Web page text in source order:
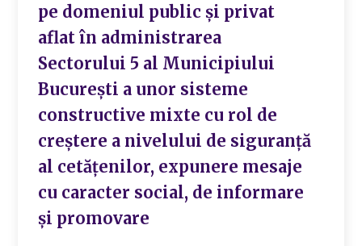
pe domeniul public și privat
aflat în administrarea
Sectorului 5 al Municipiului
București a unor sisteme
constructive mixte cu rol de
creștere a nivelului de siguranță
al cetățenilor, expunere mesaje
cu caracter social, de informare
și promovare